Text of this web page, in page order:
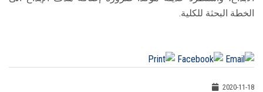
الخطة البحثة للكلية.
2020-11-18